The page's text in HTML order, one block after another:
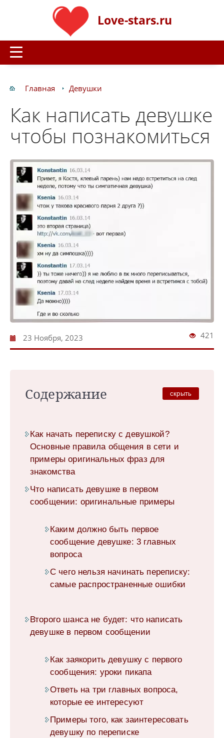
Love-stars.ru
Главная Девушки
Как написать девушке
чтобы познакомиться
23 Ноября, 2023 421
Содержание скрыть
Как начать переписку с девушкой?
Основные правила общения в сети и
примеры оригинальных фраз для
знакомства
Что написать девушке в первом
сообщении: оригинальные примеры
Каким должно быть первое
сообщение девушке: 3 главных
вопроса
С чего нельзя начинать переписку:
самые распространенные ошибки
Второго шанса не будет: что написать
девушке в первом сообщении
Как заякорить девушку с первого
сообщения: уроки пикапа
Ответь на три главных вопроса,
которые ее интересуют
Примеры того, как заинтересовать
девушку по переписке